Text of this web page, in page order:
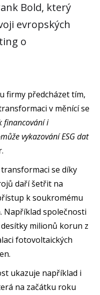
Bold, který
evropských
o
firmy předcházet tím,
v měnící se
financování i
vykazování ESG dat
se díky
daří šetřit na
k soukromému
Například společnosti
desítky milionů korun z
fotovoltaických
ukazuje například i
na začátku roku